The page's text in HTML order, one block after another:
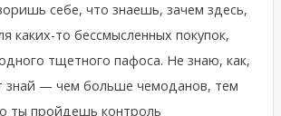
себе, что знаешь, зачем здесь,
каких-то бессмысленных покупок,
тщетного пафоса. Не знаю, как,
знай — чем больше чемоданов, тем
ты пройдешь контроль